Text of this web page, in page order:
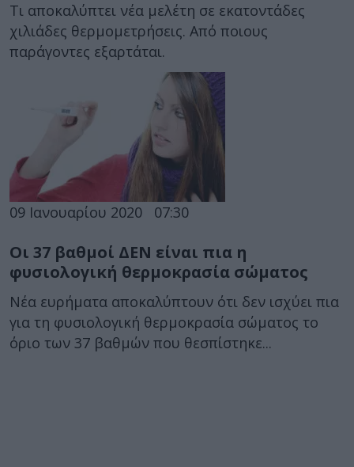
Τι αποκαλύπτει νέα μελέτη σε εκατοντάδες
χιλιάδες θερμομετρήσεις. Από ποιους
παράγοντες εξαρτάται.
09 Ιανουαρίου 2020 07:30
Οι 37 βαθμοί ΔΕΝ είναι πια η
φυσιολογική θερμοκρασία σώματος
Νέα ευρήματα αποκαλύπτουν ότι δεν ισχύει πια
για τη φυσιολογική θερμοκρασία σώματος το
όριο των 37 βαθμών που θεσπίστηκε...